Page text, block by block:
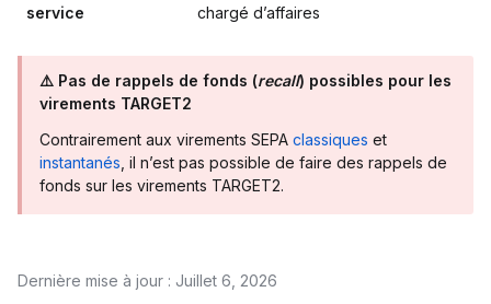
service
chargé d’affaires
⚠️ Pas de rappels de fonds (recall) possibles pour les
virements TARGET2
Contrairement aux virements SEPA classiques et
instantanés , il n’est pas possible de faire des rappels de
fonds sur les virements TARGET2.
Dernière mise à jour : Juillet 6, 2026